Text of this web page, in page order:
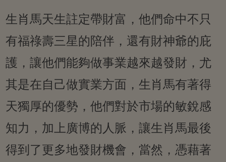
生肖馬天生註定帶財富，他們命中不只
有福祿壽三星的陪伴，還有財神爺的庇
護，讓他們能夠做事業越來越發財，尤
其是在自己做實業方面，生肖馬有著得
天獨厚的優勢，他們對於市場的敏銳感
知力，加上廣博的人脈，讓生肖馬最後
得到了更多地發財機會，當然，憑藉著